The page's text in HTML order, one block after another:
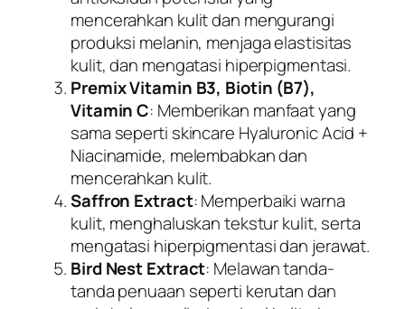
mencerahkan kulit dan mengurangi
produksi melanin, menjaga elastisitas
kulit, dan mengatasi hiperpigmentasi.
Premix Vitamin B3, Biotin (B7),
Vitamin C: Memberikan manfaat yang
sama seperti skincare Hyaluronic Acid +
Niacinamide, melembabkan dan
mencerahkan kulit.
Saffron Extract: Memperbaiki warna
kulit, menghaluskan tekstur kulit, serta
mengatasi hiperpigmentasi dan jerawat.
Bird Nest Extract: Melawan tanda-
tanda penuaan seperti kerutan dan